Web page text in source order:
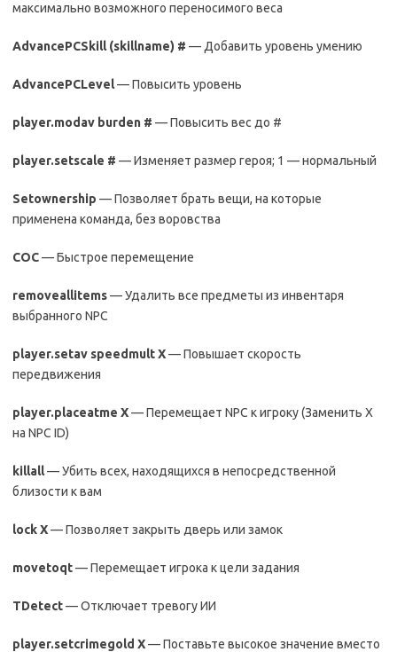
максимально возможного переносимого веса
AdvancePCSkill (skillname) # — Добавить уровень умению
AdvancePCLevel— Повысить уровень
player.modav burden # — Повысить вес до #
player.setscale # — Изменяет размер героя; 1 — нормальный
Setownership — Позволяет брать вещи, на которые
применена команда, без воровства
COC— Быстрое перемещение
removeallitems— Удалить все предметы из инвентаря
выбранного NPC
player.setav speedmult X— Повышает скорость
передвижения
player.placeatme X— Перемещает NPC к игроку (Заменить X
на NPC ID)
killall— Убить всех, находящихся в непосредственной
близости к вам
lock X— Позволяет закрыть дверь или замок
movetoqt— Перемещает игрока к цели задания
TDetect— Отключает тревогу ИИ
player.setcrimegold X— Поставьте высокое значение вместо